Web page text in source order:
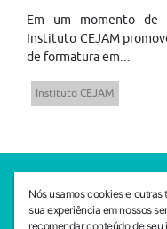
Em um momento de
Instituto CEJAM
de formatura em...
Instituto CEJAM
Av. da Liberdade,
Nós usamos cookies e
sua experiência em nossos
recomendar conteúdo de